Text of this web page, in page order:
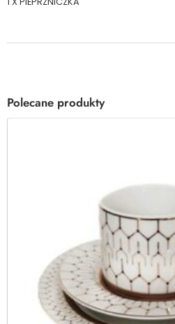
Polecane produkty